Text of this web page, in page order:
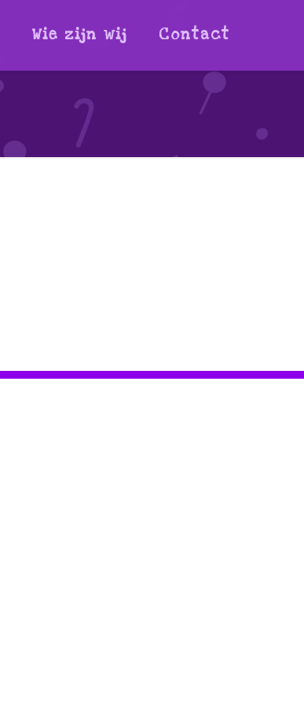
Wie zijn wij Contact